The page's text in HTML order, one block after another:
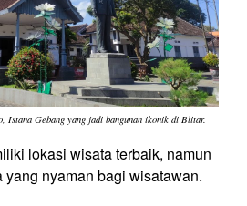
Istana Gebang yang jadi bangunan ikonik di Blitar.
lokasi wisata terbaik, namun
nyaman bagi wisatawan.